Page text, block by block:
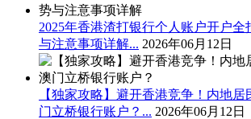
2025年香港渣打银行个人账户开户
与注意事项详解... 2026年06月12日
【独家攻略】避开香港竞争！内地
门立桥银行账户？... 2026年06月12日